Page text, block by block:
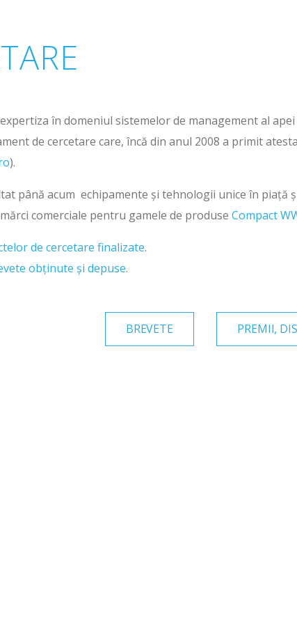
în domeniul sistemelor de management al
de cercetare care, încă din anul 2008 a primit
).
până acum echipamente și tehnologii unice în piață
comerciale pentru gamele de produse Compact
de cercetare finalizate.
obținute și depuse.
BREVETE PREMII,